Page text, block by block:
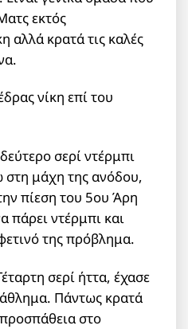
εκτός
αλλά κρατά τις καλές
νίκη επί του
σερί ντέρμπι
στη μάχη της ανόδου,
πίεση του 5ου Άρη
πάρει ντέρμπι και
της πρόβλημα.
σερί ήττα, έχασε
Πάντως κρατά
στο